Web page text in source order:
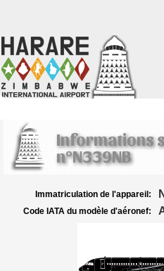
Informations
n°N339NB
Immatriculation de l'appareil:
Code IATA du modèle d'aéronef: